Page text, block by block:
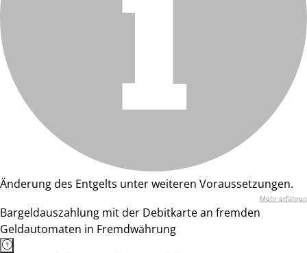
Änderung des Entgelts unter weiteren Voraussetzungen.
Mehr erfahren
Bargeldauszahlung mit der Debitkarte an fremden
Geldautomaten in Fremdwährung